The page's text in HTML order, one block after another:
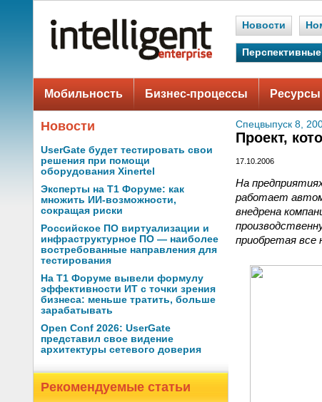
Новости
Мобильность Бизнес-процессы
Новости
UserGate будет тестировать свои
решения при помощи
оборудования Xinertel
Эксперты на Т1 Форуме: как
множить ИИ-возможности,
сокращая риски
Российское ПО виртуализации и
инфраструктурное ПО — наиболее
востребованные направления для
тестирования
На Т1 Форуме вывели формулу
эффективности ИТ с точки зрения
бизнеса: меньше тратить, больше
зарабатывать
Open Conf 2026: UserGate
представил свое видение
архитектуры сетевого доверия
Рекомендуемые статьи
Спецвыпуск 8,
Проект,
17.10.2006
На
работает
внедрена
приобретая все